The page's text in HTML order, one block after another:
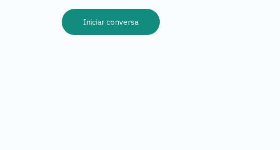
Iniciar conversa